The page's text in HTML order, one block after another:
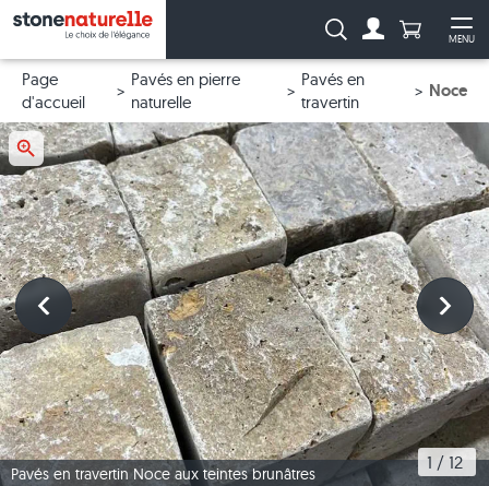
MENU
Recherche :Anzahl
Page
d'accueil
Pavés en pierre
naturelle
Pavés en
travertin
Noce
Pavés en travertin Noce aux teintes brunâtres
1 / 12